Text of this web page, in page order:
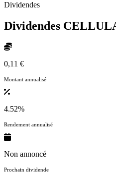
Dividendes
Dividendes
0,11 €
Montant annualisé
4.52%
Rendement annualisé
Non annoncé
Prochain dividende